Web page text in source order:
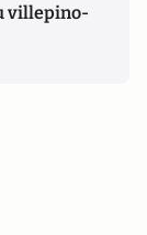
villepino-